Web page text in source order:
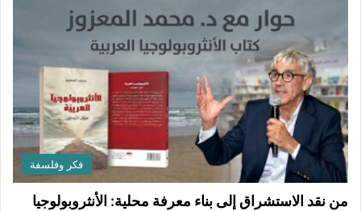
فكر وفلسفة
من نقد الاستشراق إلى بناء معرفة محلية: الأنثروبولوجيا